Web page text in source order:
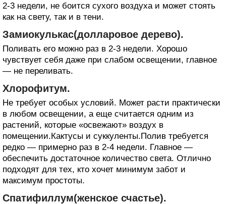
2-3 недели, не боится сухого воздуха и может стоять
как на свету, так и в тени.
Замиокулькас(долларовое дерево).
Поливать его можно раз в 2-3 недели. Хорошо
чувствует себя даже при слабом освещении, главное
— не переливать.
Хлорофитум.
Не требует особых условий. Может расти практически
в любом освещении, а еще считается одним из
растений, которые «освежают» воздух в
помещении.Кактусы и суккуленты.Полив требуется
редко — примерно раз в 2-4 недели. Главное —
обеспечить достаточное количество света. Отлично
подходят для тех, кто хочет минимум забот и
максимум простоты.
Спатифиллум(женское счастье).